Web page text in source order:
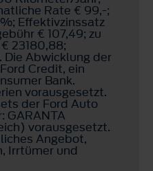
Rate € 99,-;
Effektivzinssatz
€ 107,49; zu
23180,88;
Abwicklung der
Credit, ein
Bank.
vorausgesetzt.
der Ford Auto
GARANTA
vorausgesetzt.
Angebot,
Irrtümer und